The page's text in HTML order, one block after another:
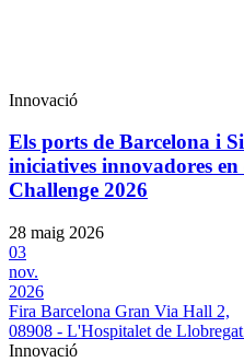
Innovació
Els ports de Barcelona i
iniciatives innovadores
Challenge 2026
28 maig 2026
03
nov.
2026
Fira Barcelona Gran Via Hall 2,
08908 - L'Hospitalet de
Innovació